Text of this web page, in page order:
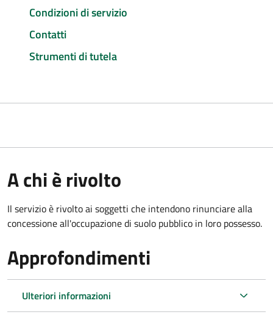
Condizioni di servizio
Contatti
Strumenti di tutela
A chi è rivolto
Il servizio è rivolto ai soggetti che intendono rinunciare alla
concessione all'occupazione di suolo pubblico in loro possesso.
Approfondimenti
Ulteriori informazioni